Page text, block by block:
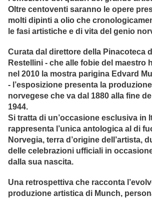
Oltre centoventi saranno le opere
molti dipinti a olio che
le fasi artistiche e di vita del genio
Curata dal direttore della Pinacoteca
Restellini - che alle fobie del maestro
nel 2010 la mostra parigina Edvard
- l’esposizione presenta la
norvegese che va dal 1880 alla fine
1944.
Si tratta di un’occasione esclusiva in
rappresenta l’unica antologica al di
Norvegia, terra d’origine dell’artista,
delle celebrazioni ufficiali in
dalla sua nascita.
Una retrospettiva che racconta
produzione artistica di Munch,